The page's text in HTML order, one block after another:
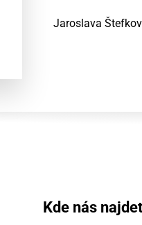
Jaroslava
Kde nás